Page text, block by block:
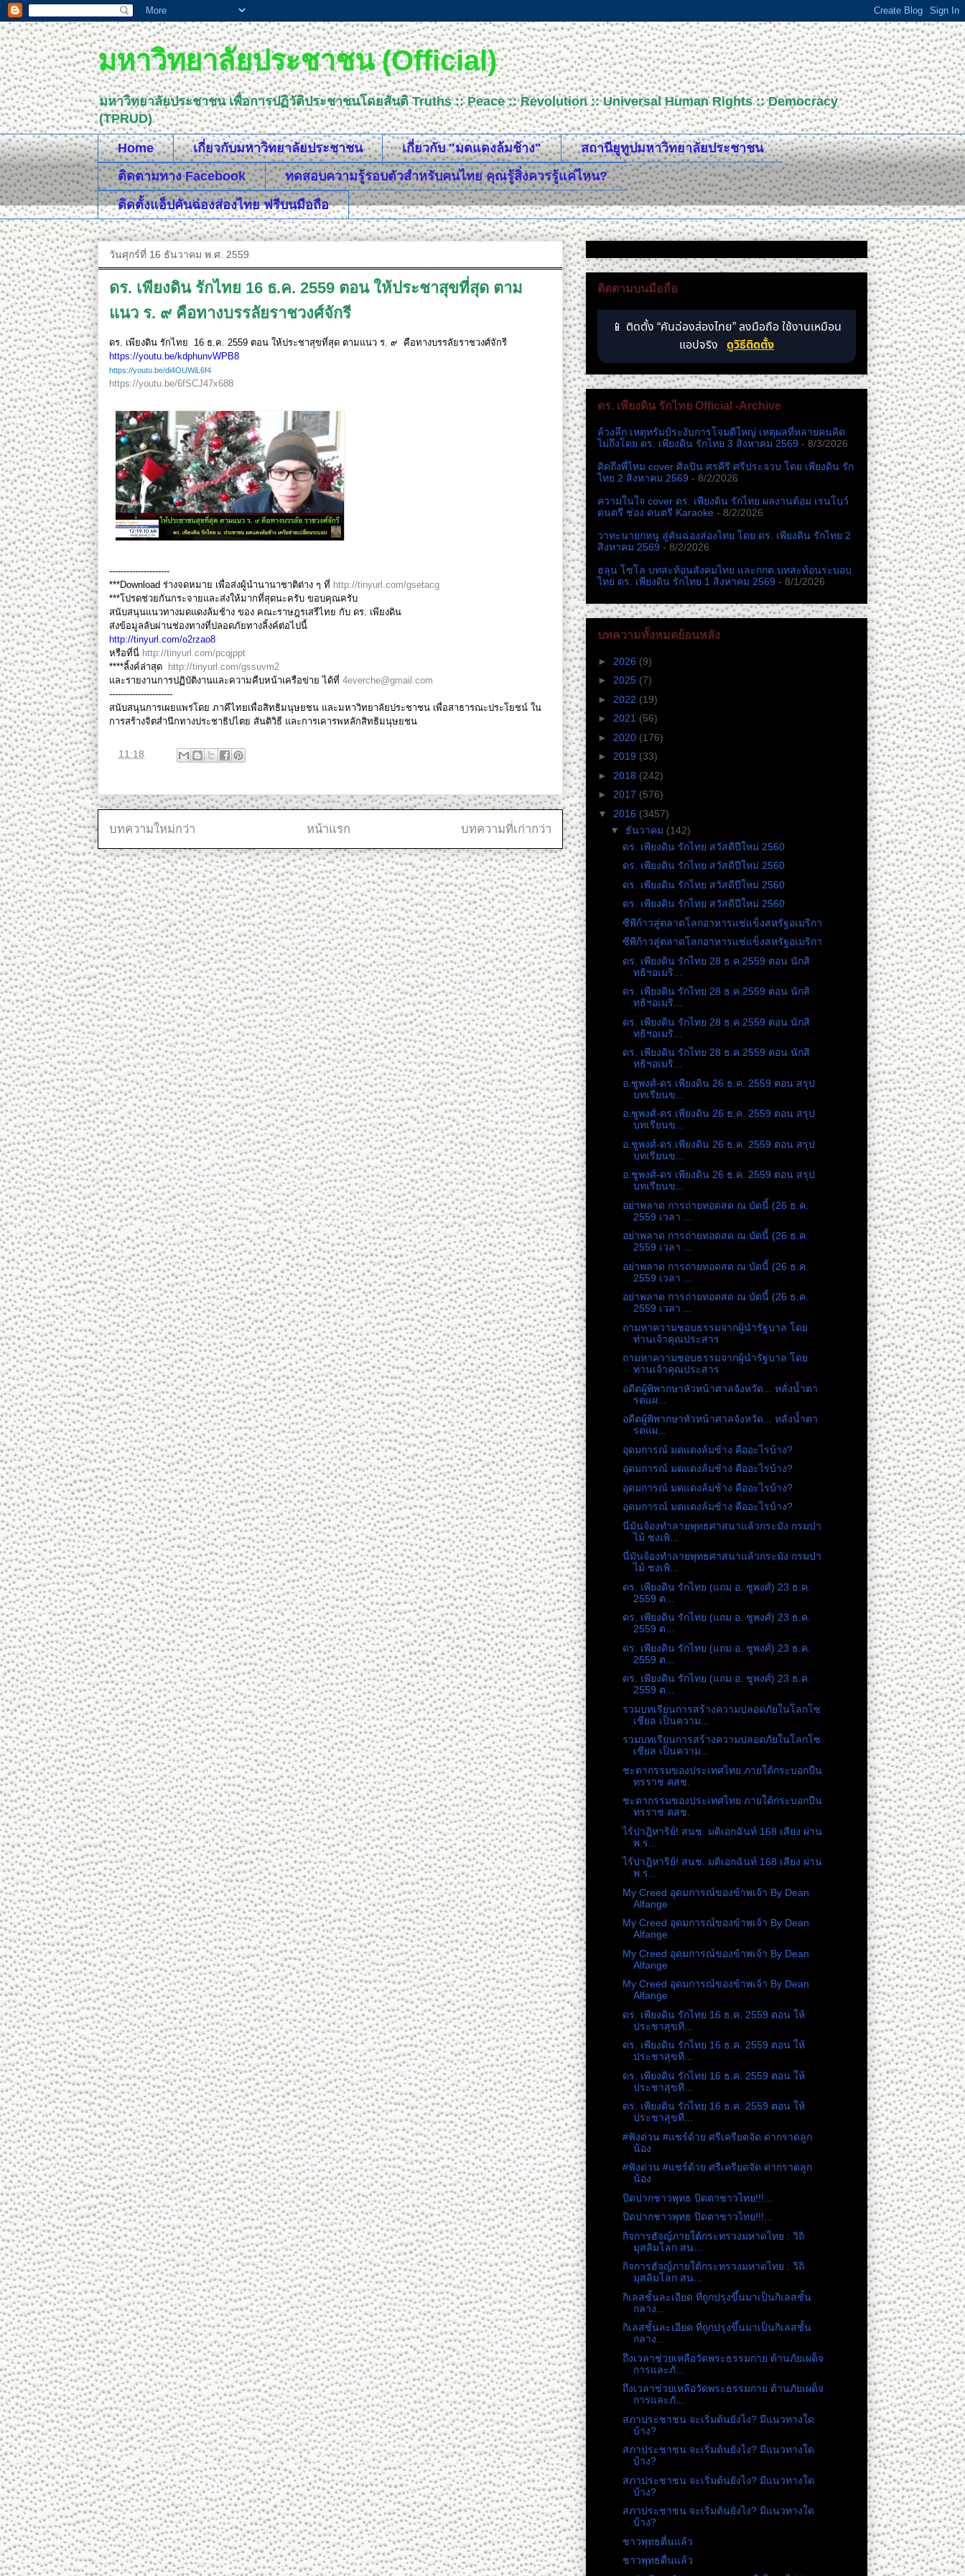
มหาวิทยาลัยประชาชน (Official)
มหาวิทยาลัยประชาชน เพื่อการปฏิวัติประชาชนโดยสันติ Truths :: Peace :: Revolution :: Universal Human Rights :: Democracy
(TPRUD)
Home เกี่ยวกับมหาวิทยาลัยประชาชน เกี่ยวกับ "มดแดงล้มช้าง"
สถานียูทูปมหาวิทยาลัยประชาชน
ติดตามทาง Facebook
ทดสอบความรู้รอบตัวสำหรับคนไทย คุณรู้สิ่งควรรู้แค่ไหน?
ติดตั้งแอ็ปคันฉ่องส่องไทย ฟรีบนมือถือ
วันศุกร์ที่ 16 ธันวาคม พ.ศ. 2559
ดร. เพียงดิน รักไทย 16 ธ.ค. 2559 ตอน ให้ประชาสุขที่สุด ตาม
แนว ร. ๙ คือทางบรรลัยราชวงศ์จักรี
ดร. เพียงดิน รักไทย 16 ธ.ค. 2559 ตอน ให้ประชาสุขที่สุด ตามแนว ร. ๙ คือทางบรรลัยราชวงศ์จักรี
https://youtu.be/kdphunvWPB8
https://youtu.be/di4OUWiL6f4
https://youtu.be/6fSCJ47x688
---------------------
***Download ร่างจดหมาย เพื่อส่งผู้นำนานาชาติต่าง ๆ ที่ http://tinyurl.com/gsetacg
***โปรดช่วยกันกระจายและส่งให้มากที่สุดนะครับ ขอบคุณครับ
สนับสนุนแนวทางมดแดงล้มช้าง ของ คณะราษฎรเสรีไทย กับ ดร. เพียงดิน
ส่งข้อมูลลับผ่านช่องทางที่ปลอดภัยทางลิ้งค์ต่อไปนี้
http://tinyurl.com/o2rzao8
หรือที่นี่ http://tinyurl.com/pcqjppt
****ลิ้งค์ล่าสุด
http://tinyurl.com/gssuvm2
และรายงานการปฏิบัติงานและความคืบหน้าเครือข่าย ได้ที่ 4everche@gmail.com
----------------------
สนับสนุนการเผยแพร่โดย ภาคีไทยเพื่อสิทธิมนุษยชน และมหาวิทยาลัยประชาชน เพื่อสาธารณะประโยชน์ ใน
การสร้างจิตสำนึกทางประชาธิปไตย สันติวิธี และการเคารพหลักสิทธิมนุษยชน
11:18
บทความใหม่กว่า บทความที่เก่ากว่า
หน้าแรก
ติดตามบนมือถือ
📱 ติดตั้ง “คันฉ่องส่องไทย” ลงมือถือ ใช้งานเหมือน
แอปจริง ดูวิธีติดตั้ง
ดร. เพียงดิน รักไทย Official -Archive
ล้วงลึก เหตุทรัมป์ระงับการโจมตีใหญ่ เหตุผลที่หลายคนคิด
ไม่ถึงโดย ดร. เพียงดิน รักไทย 3 สิงหาคม 2569 - 8/3/2026
คิดถึงพี่ไหม cover ศิลปิน ศรคีรี ศรีประจวบ โดย เพียงดิน รัก
ไทย 2 สิงหาคม 2569 - 8/2/2026
ความในใจ cover ดร. เพียงดิน รักไทย ผลงานต้อม เรนโบว์
ดนตรี ช่อง ดนตรี Karaoke - 8/2/2026
วาทะนายกหนู สู่คันฉ่องส่องไทย โดย ดร. เพียงดิน รักไทย 2
สิงหาคม 2569 - 8/2/2026
ฮลุน โซโล บทสะท้อนสังคมไทย และกกต.​บทสะท้อนระบอบ
ไทย ดร. เพียงดิน รักไทย 1 สิงหาคม 2569 - 8/1/2026
บทความทั้งหมดย้อนหลัง
► 2026 (9)
► 2025 (7)
► 2022 (19)
► 2021 (56)
► 2020 (176)
► 2019 (33)
► 2018 (242)
► 2017 (576)
▼ 2016 (3457)
▼ ธันวาคม (142)
ดร. เพียงดิน รักไทย สวัสดีปีใหม่ 2560
ดร. เพียงดิน รักไทย สวัสดีปีใหม่ 2560
ดร. เพียงดิน รักไทย สวัสดีปีใหม่ 2560
ดร. เพียงดิน รักไทย สวัสดีปีใหม่ 2560
ซีพีก้าวสู่ตลาดโลกอาหารแช่แข็งสหรัฐอเมริกา
ซีพีก้าวสู่ตลาดโลกอาหารแช่แข็งสหรัฐอเมริกา
ดร. เพียงดิน รักไทย 28 ธ.ค.2559 ตอน นักสิ
ทธิฯอเมริ...
ดร. เพียงดิน รักไทย 28 ธ.ค.2559 ตอน นักสิ
ทธิฯอเมริ...
ดร. เพียงดิน รักไทย 28 ธ.ค.2559 ตอน นักสิ
ทธิฯอเมริ...
ดร. เพียงดิน รักไทย 28 ธ.ค.2559 ตอน นักสิ
ทธิฯอเมริ...
อ.ชูพงศ์-ดร.เพียงดิน 26 ธ.ค. 2559 ตอน สรุป
บทเรียนข...
อ.ชูพงศ์-ดร.เพียงดิน 26 ธ.ค. 2559 ตอน สรุป
บทเรียนข...
อ.ชูพงศ์-ดร.เพียงดิน 26 ธ.ค. 2559 ตอน สรุป
บทเรียนข...
อ.ชูพงศ์-ดร.เพียงดิน 26 ธ.ค. 2559 ตอน สรุป
บทเรียนข...
อย่าพลาด การถ่ายทอดสด ณ บัดนี้ (26 ธ.ค.
2559 เวลา ...
อย่าพลาด การถ่ายทอดสด ณ บัดนี้ (26 ธ.ค.
2559 เวลา ...
อย่าพลาด การถ่ายทอดสด ณ บัดนี้ (26 ธ.ค.
2559 เวลา ...
อย่าพลาด การถ่ายทอดสด ณ บัดนี้ (26 ธ.ค.
2559 เวลา ...
ถามหาความชอบธรรมจากผู้นำรัฐบาล โดย
ท่านเจ้าคุณประสาร
ถามหาความชอบธรรมจากผู้นำรัฐบาล โดย
ท่านเจ้าคุณประสาร
อดีตผู้พิพากษาหัวหน้าศาลจังหวัด... หลั่งน้ำตา
รดแผ...
อดีตผู้พิพากษาหัวหน้าศาลจังหวัด... หลั่งน้ำตา
รดแผ...
อุดมการณ์ มดแดงล้มช้าง คืออะไรบ้าง?
อุดมการณ์ มดแดงล้มช้าง คืออะไรบ้าง?
อุดมการณ์ มดแดงล้มช้าง คืออะไรบ้าง?
อุดมการณ์ มดแดงล้มช้าง คืออะไรบ้าง?
นี่มันจ้องทำลายพุทธศาสนาแล้วกระมัง กรมป่า
ไม้ ชงเพิ...
นี่มันจ้องทำลายพุทธศาสนาแล้วกระมัง กรมป่า
ไม้ ชงเพิ...
ดร. เพียงดิน รักไทย (แถม อ. ชูพงศ์) 23 ธ.ค.
2559 ต...
ดร. เพียงดิน รักไทย (แถม อ. ชูพงศ์) 23 ธ.ค.
2559 ต...
ดร. เพียงดิน รักไทย (แถม อ. ชูพงศ์) 23 ธ.ค.
2559 ต...
ดร. เพียงดิน รักไทย (แถม อ. ชูพงศ์) 23 ธ.ค.
2559 ต...
รวมบทเรียนการสร้างความปลอดภัยในโลกโซ
เชียล เป็นความ...
รวมบทเรียนการสร้างความปลอดภัยในโลกโซ
เชียล เป็นความ...
ชะตากรรมของประเทศไทย ภายใต้กระบอกปืน
ทรราช คสช.
ชะตากรรมของประเทศไทย ภายใต้กระบอกปืน
ทรราช คสช.
ไร้ปาฎิหาริย์! สนช. มติเอกฉันท์ 168 เสียง ผ่าน
พ.ร...
ไร้ปาฎิหาริย์! สนช. มติเอกฉันท์ 168 เสียง ผ่าน
พ.ร...
My Creed อุดมการณ์ของข้าพเจ้า By Dean
Alfange
My Creed อุดมการณ์ของข้าพเจ้า By Dean
Alfange
My Creed อุดมการณ์ของข้าพเจ้า By Dean
Alfange
My Creed อุดมการณ์ของข้าพเจ้า By Dean
Alfange
ดร. เพียงดิน รักไทย 16 ธ.ค. 2559 ตอน ให้
ประชาสุขที...
ดร. เพียงดิน รักไทย 16 ธ.ค. 2559 ตอน ให้
ประชาสุขที...
ดร. เพียงดิน รักไทย 16 ธ.ค. 2559 ตอน ให้
ประชาสุขที...
ดร. เพียงดิน รักไทย 16 ธ.ค. 2559 ตอน ให้
ประชาสุขที...
#ฟังด่วน #แชร์ด้วย ศรีเครียดจัด ด่ากราดลูก
น้อง
#ฟังด่วน #แชร์ด้วย ศรีเครียดจัด ด่ากราดลูก
น้อง
ปิดปากชาวพุทธ ปิดตาชาวไทย!!!...
ปิดปากชาวพุทธ ปิดตาชาวไทย!!!...
กิจการฮัจญ์ภายใต้กระทรวงมหาดไทย : วิถิ
มุสลิมโลก สน...
กิจการฮัจญ์ภายใต้กระทรวงมหาดไทย : วิถิ
มุสลิมโลก สน...
กิเลสชั้นละเอียด ที่ถูกปรุงขึ้นมาเป็นกิเลสชั้น
กลาง...
กิเลสชั้นละเอียด ที่ถูกปรุงขึ้นมาเป็นกิเลสชั้น
กลาง...
ถึงเวลาช่วยเหลือวัดพระธรรมกาย ต้านภัยเผด็จ
การและภั...
ถึงเวลาช่วยเหลือวัดพระธรรมกาย ต้านภัยเผด็จ
การและภั...
สภาประชาชน จะเริ่มต้นยังไง? มีแนวทางใด
บ้าง?
สภาประชาชน จะเริ่มต้นยังไง? มีแนวทางใด
บ้าง?
สภาประชาชน จะเริ่มต้นยังไง? มีแนวทางใด
บ้าง?
สภาประชาชน จะเริ่มต้นยังไง? มีแนวทางใด
บ้าง?
ชาวพุทธตื่นแล้ว
ชาวพุทธตื่นแล้ว